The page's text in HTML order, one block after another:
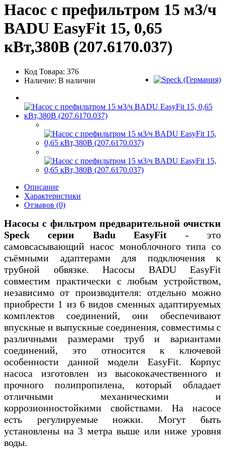
Насос с префильтром 15 м3/ч
BADU EasyFit 15, 0,65
кВт,380В (207.6170.037)
Код Товара: 376
Наличие: В наличии
Описание
Характеристики
Отзывов (0)
Насосы с фильтром предварительной очистки
Speck серии Badu EasyFit - это
самовсасывающий насос моноблочного типа со
съёмными адаптерами для подключения к
трубной обвязке. Насосы BADU EasyFit
совместим практически с любым устройством,
независимо от производителя: отдельно можно
приобрести 1 из 6 видов сменных адаптируемых
комплектов соединений, они обеспечивают
впускные и выпускные соединения, совместимы с
различными размерами труб и вариантами
соединений, это относится к ключевой
особенности данной модели EasyFit. Корпус
насоса изготовлен из высококачественного и
прочного полипропилена, который обладает
отличными механическими и
коррозионностойкими свойствами. На насосе
есть регулируемые ножки. Могут быть
установлены на 3 метра выше или ниже уровня
воды.